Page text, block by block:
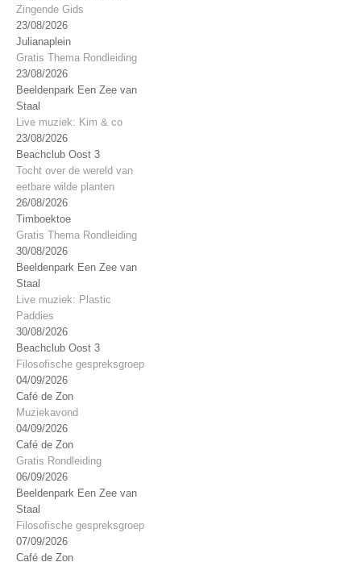
Zingende Gids
23/08/2026
Julianaplein
Gratis Thema Rondleiding
23/08/2026
Beeldenpark Een Zee van
Staal
Live muziek: Kim & co
23/08/2026
Beachclub Oost 3
Tocht over de wereld van
eetbare wilde planten
26/08/2026
Timboektoe
Gratis Thema Rondleiding
30/08/2026
Beeldenpark Een Zee van
Staal
Live muziek: Plastic
Paddies
30/08/2026
Beachclub Oost 3
Filosofische gespreksgroep
04/09/2026
Café de Zon
Muziekavond
04/09/2026
Café de Zon
Gratis Rondleiding
06/09/2026
Beeldenpark Een Zee van
Staal
Filosofische gespreksgroep
07/09/2026
Café de Zon